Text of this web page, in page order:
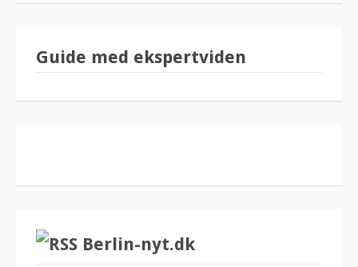
Guide med ekspertviden
Berlin-nyt.dk